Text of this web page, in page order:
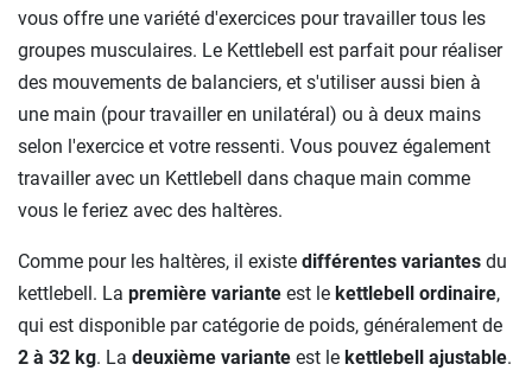
vous offre une variété d'exercices pour travailler tous les
groupes musculaires. Le Kettlebell est parfait pour réaliser
des mouvements de balanciers, et s'utiliser aussi bien à
une main (pour travailler en unilatéral) ou à deux mains
selon l'exercice et votre ressenti. Vous pouvez également
travailler avec un Kettlebell dans chaque main comme
vous le feriez avec des haltères.
Comme pour les haltères, il existe différentes variantes du
kettlebell. La première variante est le kettlebell ordinaire,
qui est disponible par catégorie de poids, généralement de
2 à 32 kg. La deuxième variante est le kettlebell ajustable.